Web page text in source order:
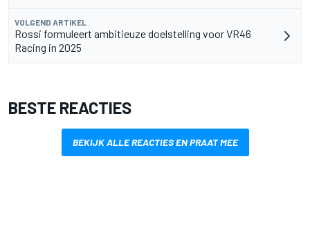
VOLGEND ARTIKEL
Rossi formuleert ambitieuze doelstelling voor VR46
Racing in 2025
BESTE REACTIES
BEKIJK ALLE REACTIES EN PRAAT MEE